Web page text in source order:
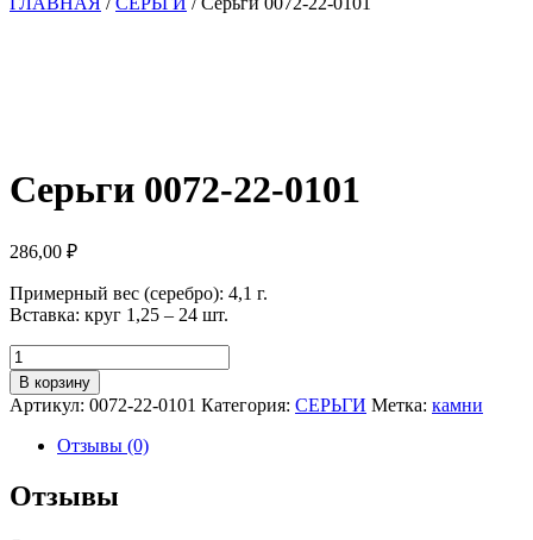
Серьги 0072-22-0101
286,00 ₽
Примерный вес (серебро): 4,1 г.
Вставка: круг 1,25 – 24 шт.
Количество
Серьги
0072-
22-
0101
В корзину
Артикул: 0072-22-0101 Категория: СЕРЬГИ Метка: камни
Отзывы (0)
Отзывы